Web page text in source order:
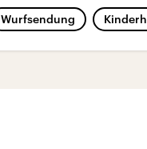
Wurfsendung